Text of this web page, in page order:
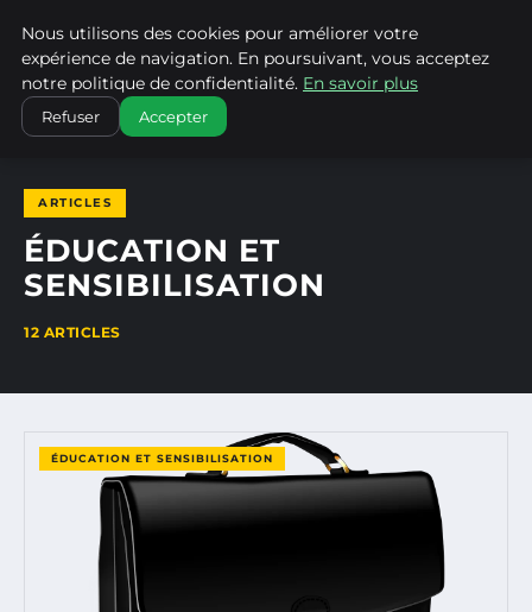
CLIMATECHANGENEBRASKA
ACCUEIL ÉDUCATION ET SENSIBILISATION
ARTICLES
ÉDUCATION ET
SENSIBILISATION
12 ARTICLES
ÉDUCATION ET SENSIBILISATION
Nous utilisons des cookies pour améliorer votre
expérience de navigation. En poursuivant, vous acceptez
notre politique de confidentialité. En savoir plus
Refuser Accepter